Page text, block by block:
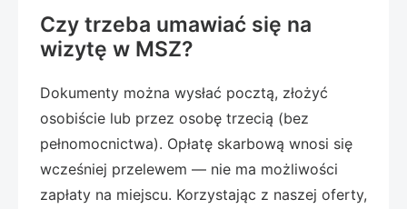
Czy trzeba umawiać się na
wizytę w MSZ?
Dokumenty można wysłać pocztą, złożyć
osobiście lub przez osobę trzecią (bez
pełnomocnictwa). Opłatę skarbową wnosi się
wcześniej przelewem — nie ma możliwości
zapłaty na miejscu. Korzystając z naszej oferty,